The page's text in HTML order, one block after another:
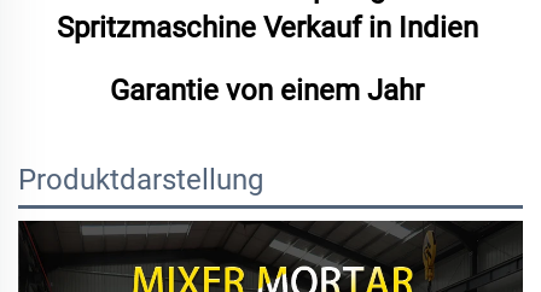
Spritzmaschine Verkauf in Indien
Garantie von einem Jahr
Produktdarstellung